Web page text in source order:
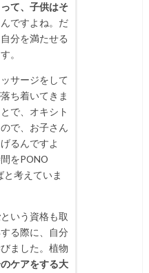
て、子供はそ
んですよね。 だ
分を満たせる
。
サージをして
ち着いてきま
で、オキシト
で、お子さん
るんですよ
をPONO
と考えていま
という資格も取
る際に、自分
ました。植物
ケアをする大